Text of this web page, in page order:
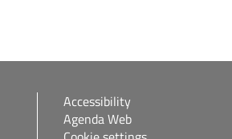
Accessibility
Agenda Web